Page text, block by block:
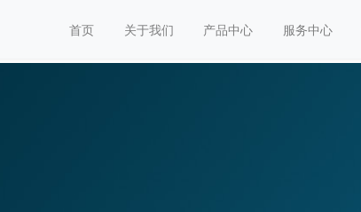
首页 关于我们 产品中心 服务中心